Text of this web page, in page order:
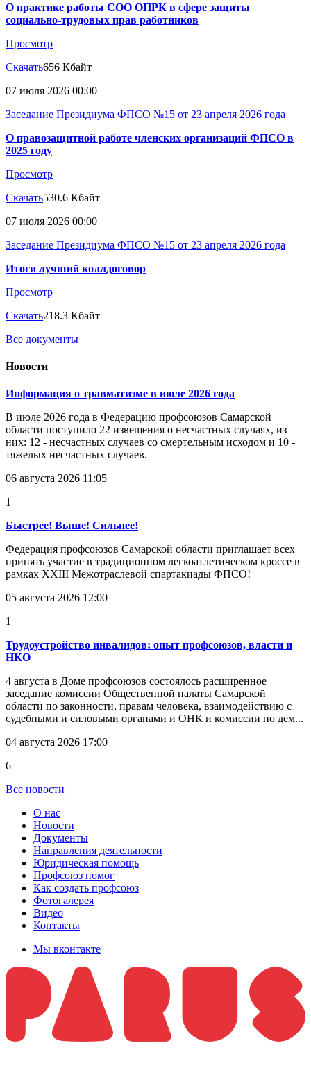
О практике работы СОО ОПРК в сфере защиты
социально-трудовых прав работников
Просмотр
Скачать656 Кбайт
07 июля 2026 00:00
Заседание Президиума ФПСО №15 от 23 апреля 2026 года
О правозащитной работе членских организаций ФПСО в
2025 году
Просмотр
Скачать530.6 Кбайт
07 июля 2026 00:00
Заседание Президиума ФПСО №15 от 23 апреля 2026 года
Итоги лучший коллдоговор
Просмотр
Скачать218.3 Кбайт
Все документы
Новости
Информация о травматизме в июле 2026 года
В июле 2026 года в Федерацию профсоюзов Самарской
области поступило 22 извещения о несчастных случаях, из
них: 12 - несчастных случаев со смертельным исходом и 10 -
тяжелых несчастных случаев.
06 августа 2026 11:05
1
Быстрее! Выше! Сильнее!
Федерация профсоюзов Самарской области приглашает всех
принять участие в традиционном легкоатлетическом кроссе в
рамках XXIII Межотраслевой спартакиады ФПСО!
05 августа 2026 12:00
1
Трудоустройство инвалидов: опыт профсоюзов, власти и
НКО
4 августа в Доме профсоюзов состоялось расширенное
заседание комиссии Общественной палаты Самарской
области по законности, правам человека, взаимодействию с
судебными и силовыми органами и ОНК и комиссии по дем...
04 августа 2026 17:00
6
Все новости
О нас
Новости
Документы
Направления деятельности
Юридическая помощь
Профсоюз помог
Как создать профсоюз
Фотогалерея
Видео
Контакты
Мы вконтакте